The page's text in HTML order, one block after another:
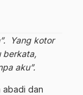
Yang kotor
berkata,
aku”.
abadi dan